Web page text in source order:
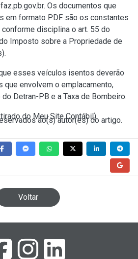
Os documentos que
em formato PDF são os constantes
disciplina o art. 55 do
Imposto sobre a Propriedade de
esses veículos isentos deverão
que envolvem o emplacamento,
Detran-PB e a Taxa de Bombeiro.
do Meu Site Contábil)
ao(s) autor(es) do artigo.
Voltar